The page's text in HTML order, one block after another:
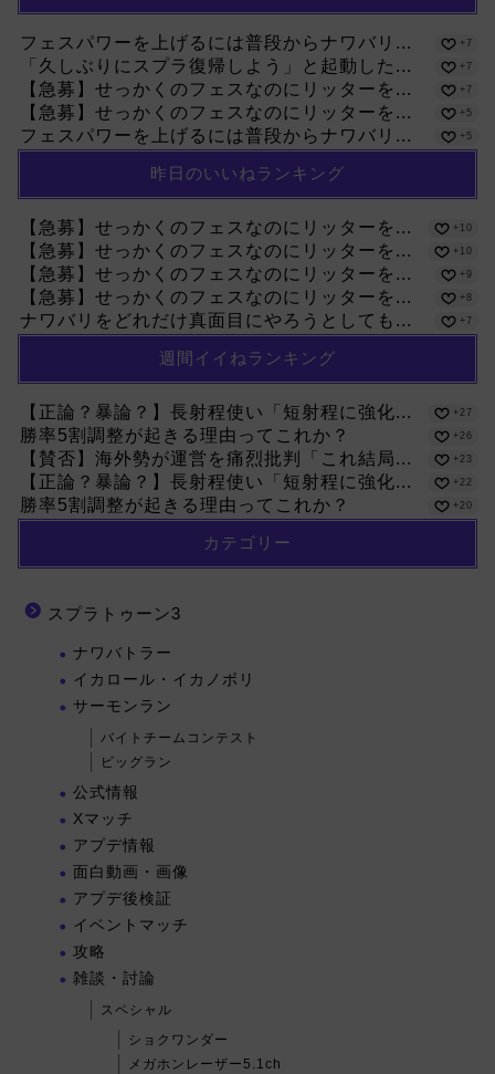
フェスパワーを上げるには普段からナワバリ... +7
「久しぶりにスプラ復帰しよう」と起動した... +7
【急募】せっかくのフェスなのにリッターを... +7
【急募】せっかくのフェスなのにリッターを... +5
フェスパワーを上げるには普段からナワバリ... +5
昨日のいいねランキング
【急募】せっかくのフェスなのにリッターを... +10
【急募】せっかくのフェスなのにリッターを... +10
【急募】せっかくのフェスなのにリッターを... +9
【急募】せっかくのフェスなのにリッターを... +8
ナワバリをどれだけ真面目にやろうとしても... +7
週間イイねランキング
【正論？暴論？】長射程使い「短射程に強化... +27
勝率5割調整が起きる理由ってこれか？ +26
【賛否】海外勢が運営を痛烈批判「これ結局... +23
【正論？暴論？】長射程使い「短射程に強化... +22
勝率5割調整が起きる理由ってこれか？ +20
カテゴリー
スプラトゥーン3
ナワバトラー
イカロール・イカノボリ
サーモンラン
バイトチームコンテスト
ビッグラン
公式情報
Xマッチ
アプデ情報
面白動画・画像
アプデ後検証
イベントマッチ
攻略
雑談・討論
スペシャル
ショクワンダー
メガホンレーザー5.1ch